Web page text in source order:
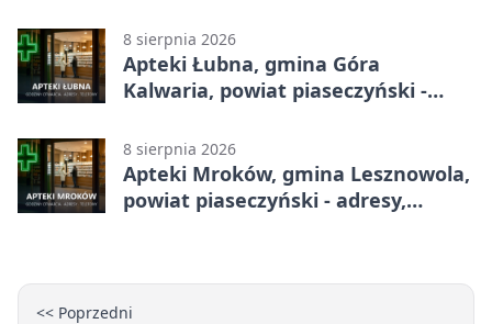
8 sierpnia 2026
Apteki Łubna, gmina Góra
Kalwaria, powiat piaseczyński -
8 sierpnia 2026
Apteki Mroków, gmina Lesznowola,
powiat piaseczyński - adresy,
<< Poprzedni